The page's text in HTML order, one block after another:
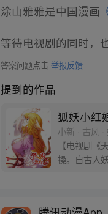
涂山雅雅是中国漫画
等待电视剧的同时，
答案问题点击举报反馈
提到的作品
狐妖小红
小新 · 古风 ·
【电视剧
操。自古人